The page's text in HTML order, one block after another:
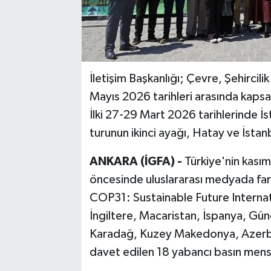
İletişim Başkanlığı; Çevre,
Mayıs 2026 tarihleri arasında
İlki 27-29 Mart 2026 tarihlerinde
turunun ikinci ayağı, Hatay ve
ANKARA (İGFA) - Türkiye'nin
öncesinde uluslararası medyada
COP31: Sustainable Future
İngiltere, Macaristan, İspanya,
Karadağ, Kuzey Makedonya,
davet edilen 18 yabancı basın